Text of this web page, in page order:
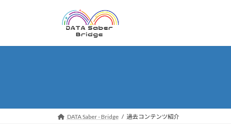
プ
動
DATA Saber - Bridge 過去コンテンツ紹介